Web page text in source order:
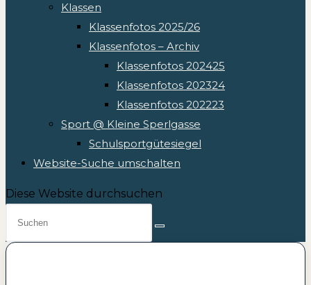
Klassen
Klassenfotos 2025/26
Klassenfotos – Archiv
Klassenfotos 202425
Klassenfotos 202324
Klassenfotos 202223
Sport @ Kleine Sperlgasse
Schulsportgütesiegel
Website-Suche umschalten
Diese Website durchsuchen